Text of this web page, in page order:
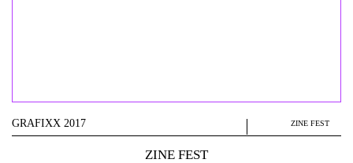
GRAFIXX 2017 ZINE FEST
ZINE FEST